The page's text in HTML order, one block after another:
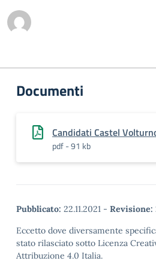
Documenti
Candidati Castel
pdf - 91 kb
Pubblicato: 22.11.2021 - Revisione:
Eccetto dove diversamente
stato rilasciato sotto Licenza
Attribuzione 4.0 Italia.